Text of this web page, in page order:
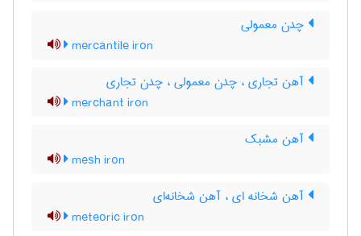
چدن معمولی
mercantile iron
آهن تجاری ، چدن معمولی ، چدن تجاری
merchant iron
آهن مشبک
mesh iron
آهن شخانه ای ، آهن شخانه‌ای
meteoric iron